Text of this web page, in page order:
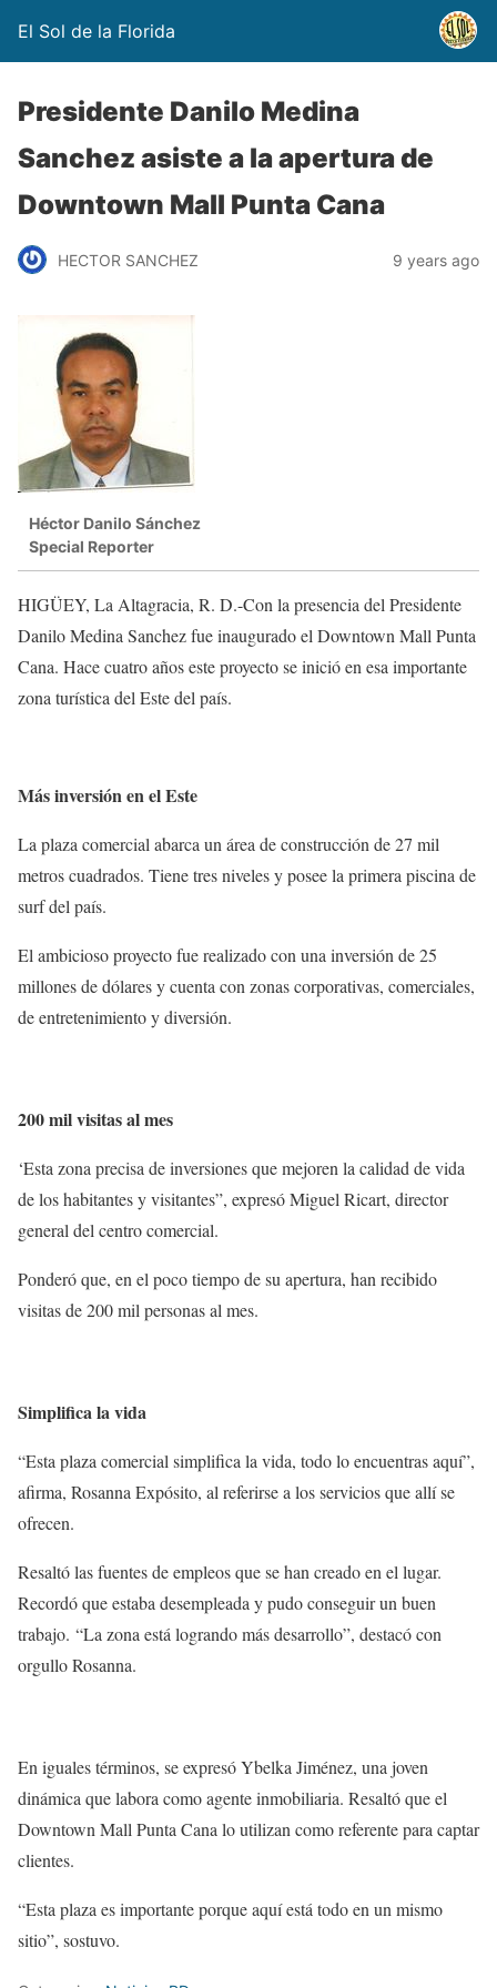
El Sol de la Florida
Presidente Danilo Medina
Sanchez asiste a la apertura de
Downtown Mall Punta Cana
HECTOR SANCHEZ 9 years ago
Héctor Danilo Sánchez
Special Reporter
HIGÜEY, La Altagracia, R. D.-Con la presencia del Presidente
Danilo Medina Sanchez fue inaugurado el Downtown Mall Punta
Cana. Hace cuatro años este proyecto se inició en esa importante
zona turística del Este del país.
Más inversión en el Este
La plaza comercial abarca un área de construcción de 27 mil
metros cuadrados. Tiene tres niveles y posee la primera piscina de
surf del país.
El ambicioso proyecto fue realizado con una inversión de 25
millones de dólares y cuenta con zonas corporativas, comerciales,
de entretenimiento y diversión.
200 mil visitas al mes
‘Esta zona precisa de inversiones que mejoren la calidad de vida
de los habitantes y visitantes”, expresó Miguel Ricart, director
general del centro comercial.
Ponderó que, en el poco tiempo de su apertura, han recibido
visitas de 200 mil personas al mes.
Simplifica la vida
“Esta plaza comercial simplifica la vida, todo lo encuentras aquí”,
afirma, Rosanna Expósito, al referirse a los servicios que allí se
ofrecen.
Resaltó las fuentes de empleos que se han creado en el lugar.
Recordó que estaba desempleada y pudo conseguir un buen
trabajo. “La zona está logrando más desarrollo”, destacó con
orgullo Rosanna.
En iguales términos, se expresó Ybelka Jiménez, una joven
dinámica que labora como agente inmobiliaria. Resaltó que el
Downtown Mall Punta Cana lo utilizan como referente para captar
clientes.
“Esta plaza es importante porque aquí está todo en un mismo
sitio”, sostuvo.